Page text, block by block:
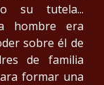
su tutela...
hombre era
sobre él de
de familia
formar una